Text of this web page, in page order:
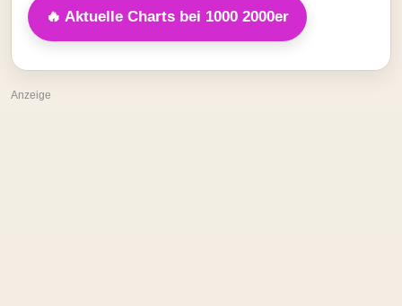
🔥 Aktuelle Charts bei 1000 2000er
Anzeige